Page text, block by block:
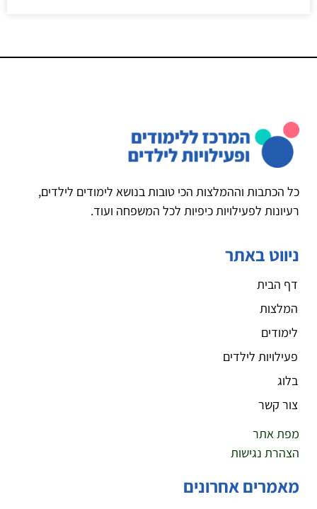
כל הכתבות וההמלצות הכי טובות בנושא לימודים לילדים,
רעיונות לפעילויות כיפיות לכל המשפחה ועוד.
ניווט באתר
דף הבית
המלצות
לימודים
פעילויות לילדים
בלוג
צור קשר
מפת אתר
הצהרת נגישות
מאמרים אחרונים